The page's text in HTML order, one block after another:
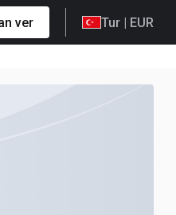
ver Tur | EUR